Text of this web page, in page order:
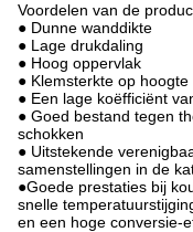
Voordelen van de
● Dunne wanddikte
● Lage drukdaling
● Hoog oppervlak
● Klemsterkte op hoogte
● Een lage koëfficiënt
● Goed bestand tegen
schokken
● Uitstekende
samenstellingen in de
●Goede prestaties bij
snelle
en een hoge conversie-